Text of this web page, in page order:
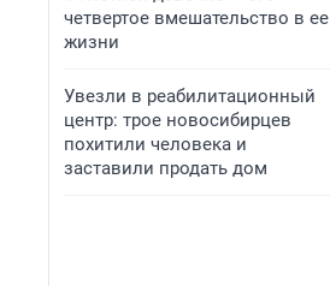
четвертое вмешательство в ее
жизни
Увезли в реабилитационный
центр: трое новосибирцев
похитили человека и
заставили продать дом